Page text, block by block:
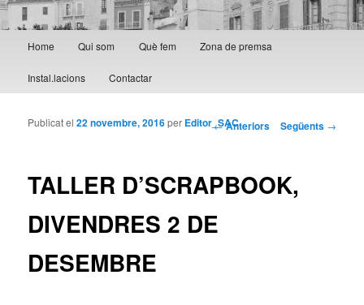
Aneu al contingut principal
Aneu al contingut secundari
Home Qui som Què fem Zona de premsa
Instal.lacions Contactar
Navegació per les
←Anteriors Següents →
TALLER D’SCRAPBOOK,
DIVENDRES 2 DE
DESEMBRE
Publicat el22 novembre, 2016per Editor_SAC